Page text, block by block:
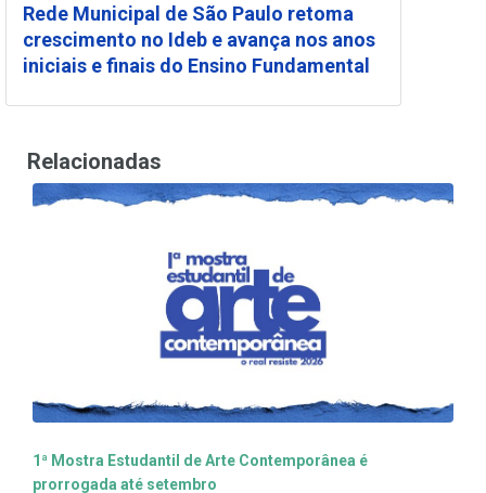
Rede Municipal de São Paulo retoma
crescimento no Ideb e avança nos anos
iniciais e finais do Ensino Fundamental
Relacionadas
1ª Mostra Estudantil de Arte Contemporânea é
prorrogada até setembro